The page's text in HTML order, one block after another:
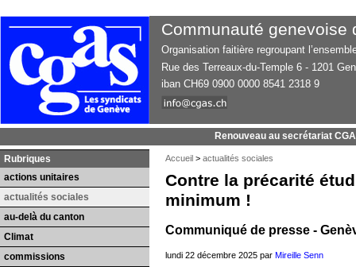
Communauté genevoise
Organisation faitière regroupant
Rue des Terreaux-du-Temple 6 - 1201
iban CH69 0900 0000 8541 2318 9
Renouveau au secrétariat
Accueil > actualités sociales
Contre la précarité
minimum !
Communiqué de presse -
lundi 22 décembre 2025 par Mireille Senn
Rubriques
actions unitaires
actualités sociales
au-delà du canton
Climat
commissions